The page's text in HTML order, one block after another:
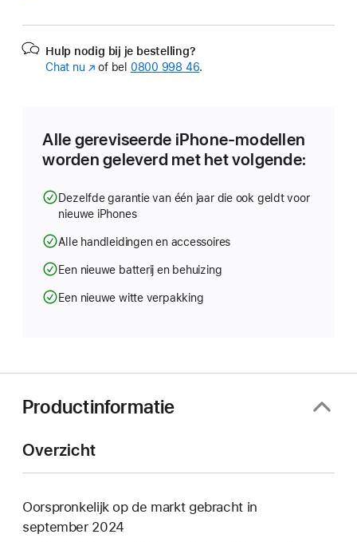
Hulp nodig bij je bestelling?
Chat nu (Wordt
geopend)
of bel 0800 998 46.
Alle gereviseerde iPhone-modellen
worden geleverd met het volgende:
Dezelfde garantie van één jaar die ook geldt voor
nieuwe iPhones
Alle handleidingen en accessoires
Een nieuwe batterij en behuizing
Een nieuwe witte verpakking
Productinformatie
Overzicht
Oorspronkelijk op de markt gebracht in
september 2024